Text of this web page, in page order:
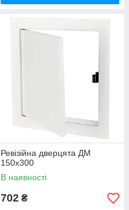
Ревізійна дверцята ДМ
150х300
В наявності
702 ₴